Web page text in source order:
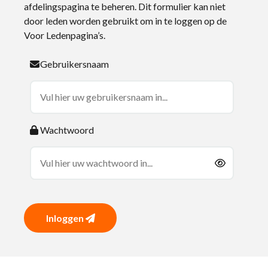
afdelingspagina te beheren. Dit formulier kan niet
door leden worden gebruikt om in te loggen op de
Voor Ledenpagina’s.
Gebruikersnaam
Wachtwoord
Inloggen